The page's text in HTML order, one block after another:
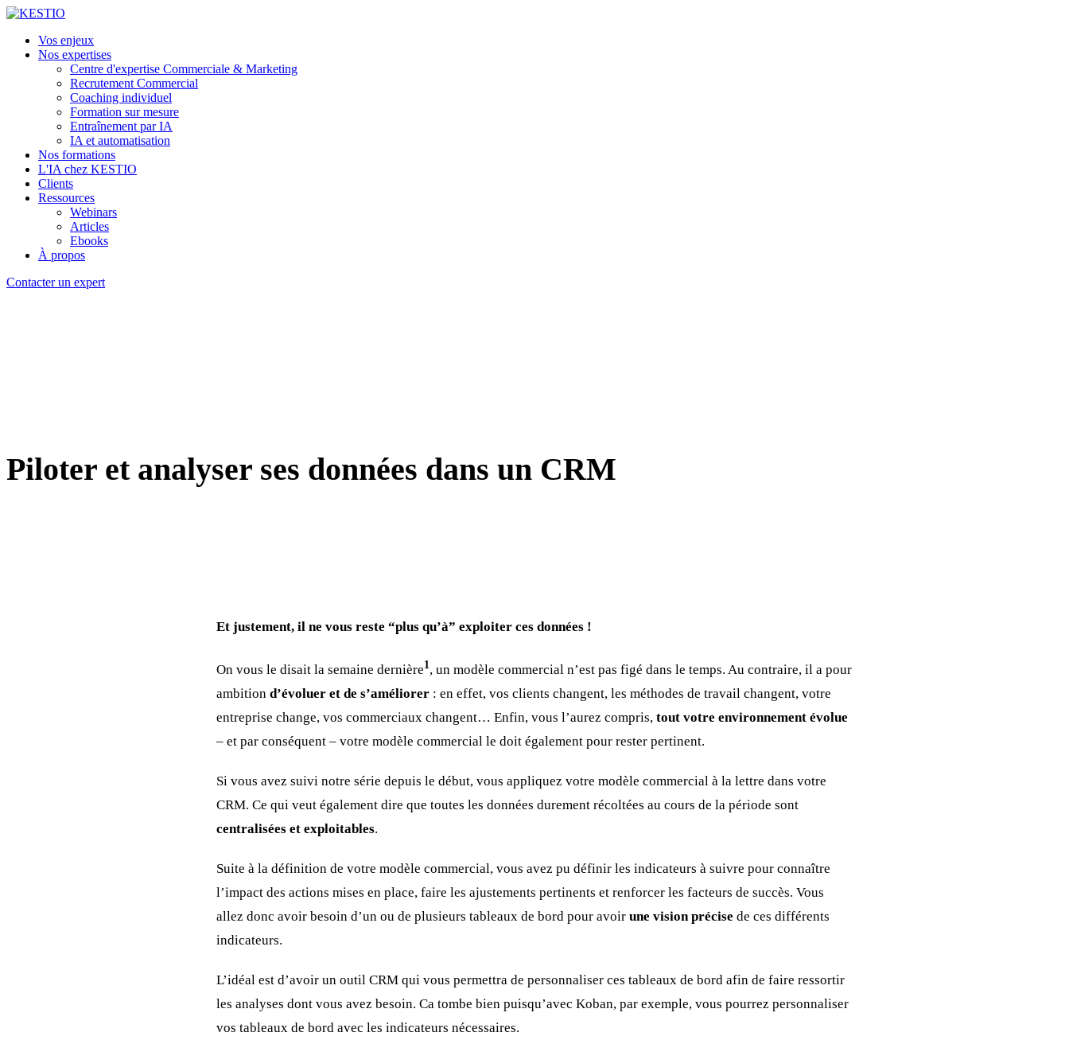
Vos enjeux
Nos expertises
Centre d'expertise Commerciale & Marketing
Recrutement Commercial
Coaching individuel
Formation sur mesure
Entraînement par IA
IA et automatisation
Nos formations
L'IA chez KESTIO
Clients
Ressources
Webinars
Articles
Ebooks
À propos
Contacter un expert
Piloter et analyser ses données dans un CRM
Et justement, il ne vous reste “plus qu’à” exploiter ces données !
On vous le disait la semaine dernière1 , un modèle commercial n’est pas figé dans le temps. Au contraire, il a pour
ambition d’évoluer et de s’améliorer : en effet, vos clients changent, les méthodes de travail changent, votre
entreprise change, vos commerciaux changent… Enfin, vous l’aurez compris, tout votre environnement évolue
– et par conséquent – votre modèle commercial le doit également pour rester pertinent.
Si vous avez suivi notre série depuis le début, vous appliquez votre modèle commercial à la lettre dans votre
CRM. Ce qui veut également dire que toutes les données durement récoltées au cours de la période sont
centralisées et exploitables.
Suite à la définition de votre modèle commercial, vous avez pu définir les indicateurs à suivre pour connaître
l’impact des actions mises en place, faire les ajustements pertinents et renforcer les facteurs de succès. Vous
allez donc avoir besoin d’un ou de plusieurs tableaux de bord pour avoir une vision précise de ces différents
indicateurs.
L’idéal est d’avoir un outil CRM qui vous permettra de personnaliser ces tableaux de bord afin de faire ressortir
les analyses dont vous avez besoin. Ca tombe bien puisqu’avec Koban, par exemple, vous pourrez personnaliser
vos tableaux de bord avec les indicateurs nécessaires.